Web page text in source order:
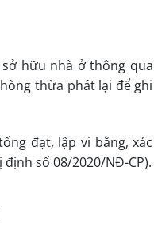
hữu nhà ở thông qua
thừa phát lại để ghi
đạt, lập vi bằng, xác
số 08/2020/NĐ-CP).